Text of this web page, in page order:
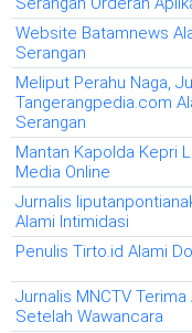
Website Batamnews
Serangan
Meliput Perahu Naga,
Tangerangpedia.com
Serangan
Mantan Kapolda Kepri
Media Online
Jurnalis
Alami Intimidasi
Penulis Tirto.id Alami
Jurnalis MNCTV Terima
Setelah Wawancara